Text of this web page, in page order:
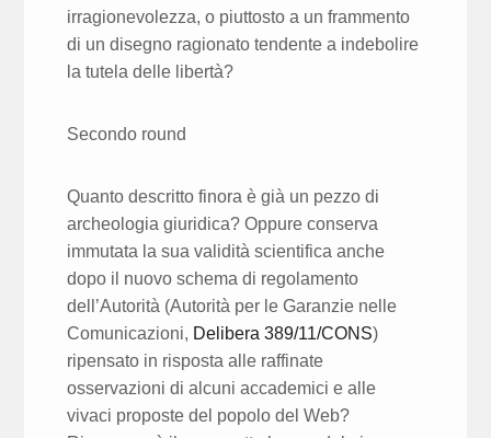
irragionevolezza, o piuttosto a un frammento
di un disegno ragionato tendente a indebolire
la tutela delle libertà?
Secondo round
Quanto descritto finora è già un pezzo di
archeologia giuridica? Oppure conserva
immutata la sua validità scientifica anche
dopo il nuovo schema di regolamento
dell’Autorità (Autorità per le Garanzie nelle
Comunicazioni, Delibera 389/11/CONS)
ripensato in risposta alle raffinate
osservazioni di alcuni accademici e alle
vivaci proposte del popolo del Web?